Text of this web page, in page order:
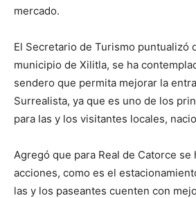
mercado.
El Secretario de Turismo puntualizó
municipio de Xilitla, se ha
sendero que permita mejorar la
Surrealista, ya que es uno de los
para las y los visitantes locales,
Agregó que para Real de Catorce se
acciones, como es el
las y los paseantes cuenten con